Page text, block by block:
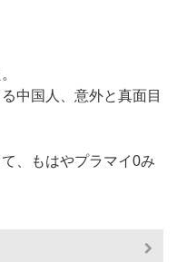
中国人、意外と真面目
、もはやプラマイ0み